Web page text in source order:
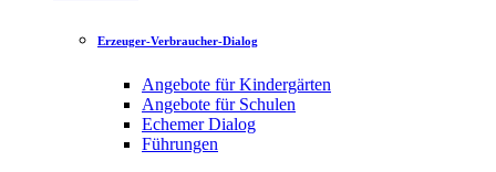
Erzeuger-Verbraucher-Dialog
Angebote für Kindergärten
Angebote für Schulen
Echemer Dialog
Führungen